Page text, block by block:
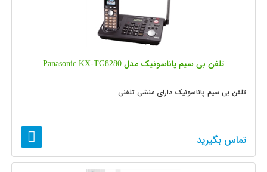
تلفن بی سیم پاناسونیک مدل Panasonic KX-TG8280
تلفن بی سیم پاناسونیک دارای منشی تلفنی
تماس بگیرید